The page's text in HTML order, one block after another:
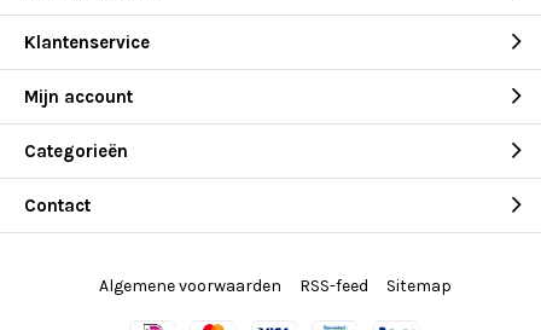
Klantenservice
Mijn account
Categorieën
Contact
Algemene voorwaarden RSS-feed Sitemap